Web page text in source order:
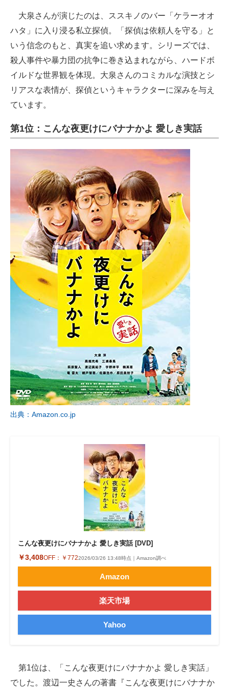
大泉さんが演じたのは、ススキノのバー「ケラーオオ
ハタ」に入り浸る私立探偵。「探偵は依頼人を守る」と
いう信念のもと、真実を追い求めます。シリーズでは、
殺人事件や暴力団の抗争に巻き込まれながら、ハードボ
イルドな世界観を体現。大泉さんのコミカルな演技とシ
リアスな表情が、探偵というキャラクターに深みを与え
ています。
第1位：こんな夜更けにバナナかよ 愛しき実話
出典：Amazon.co.jp
こんな夜更けにバナナかよ 愛しき実話 [DVD]
￥3,408OFF： ￥7722026/03/26 13:48時点｜Amazon調べ
Amazon
楽天市場
Yahoo
第1位は、「こんな夜更けにバナナかよ 愛しき実話」
でした。渡辺一史さんの著書『こんな夜更けにバナナか